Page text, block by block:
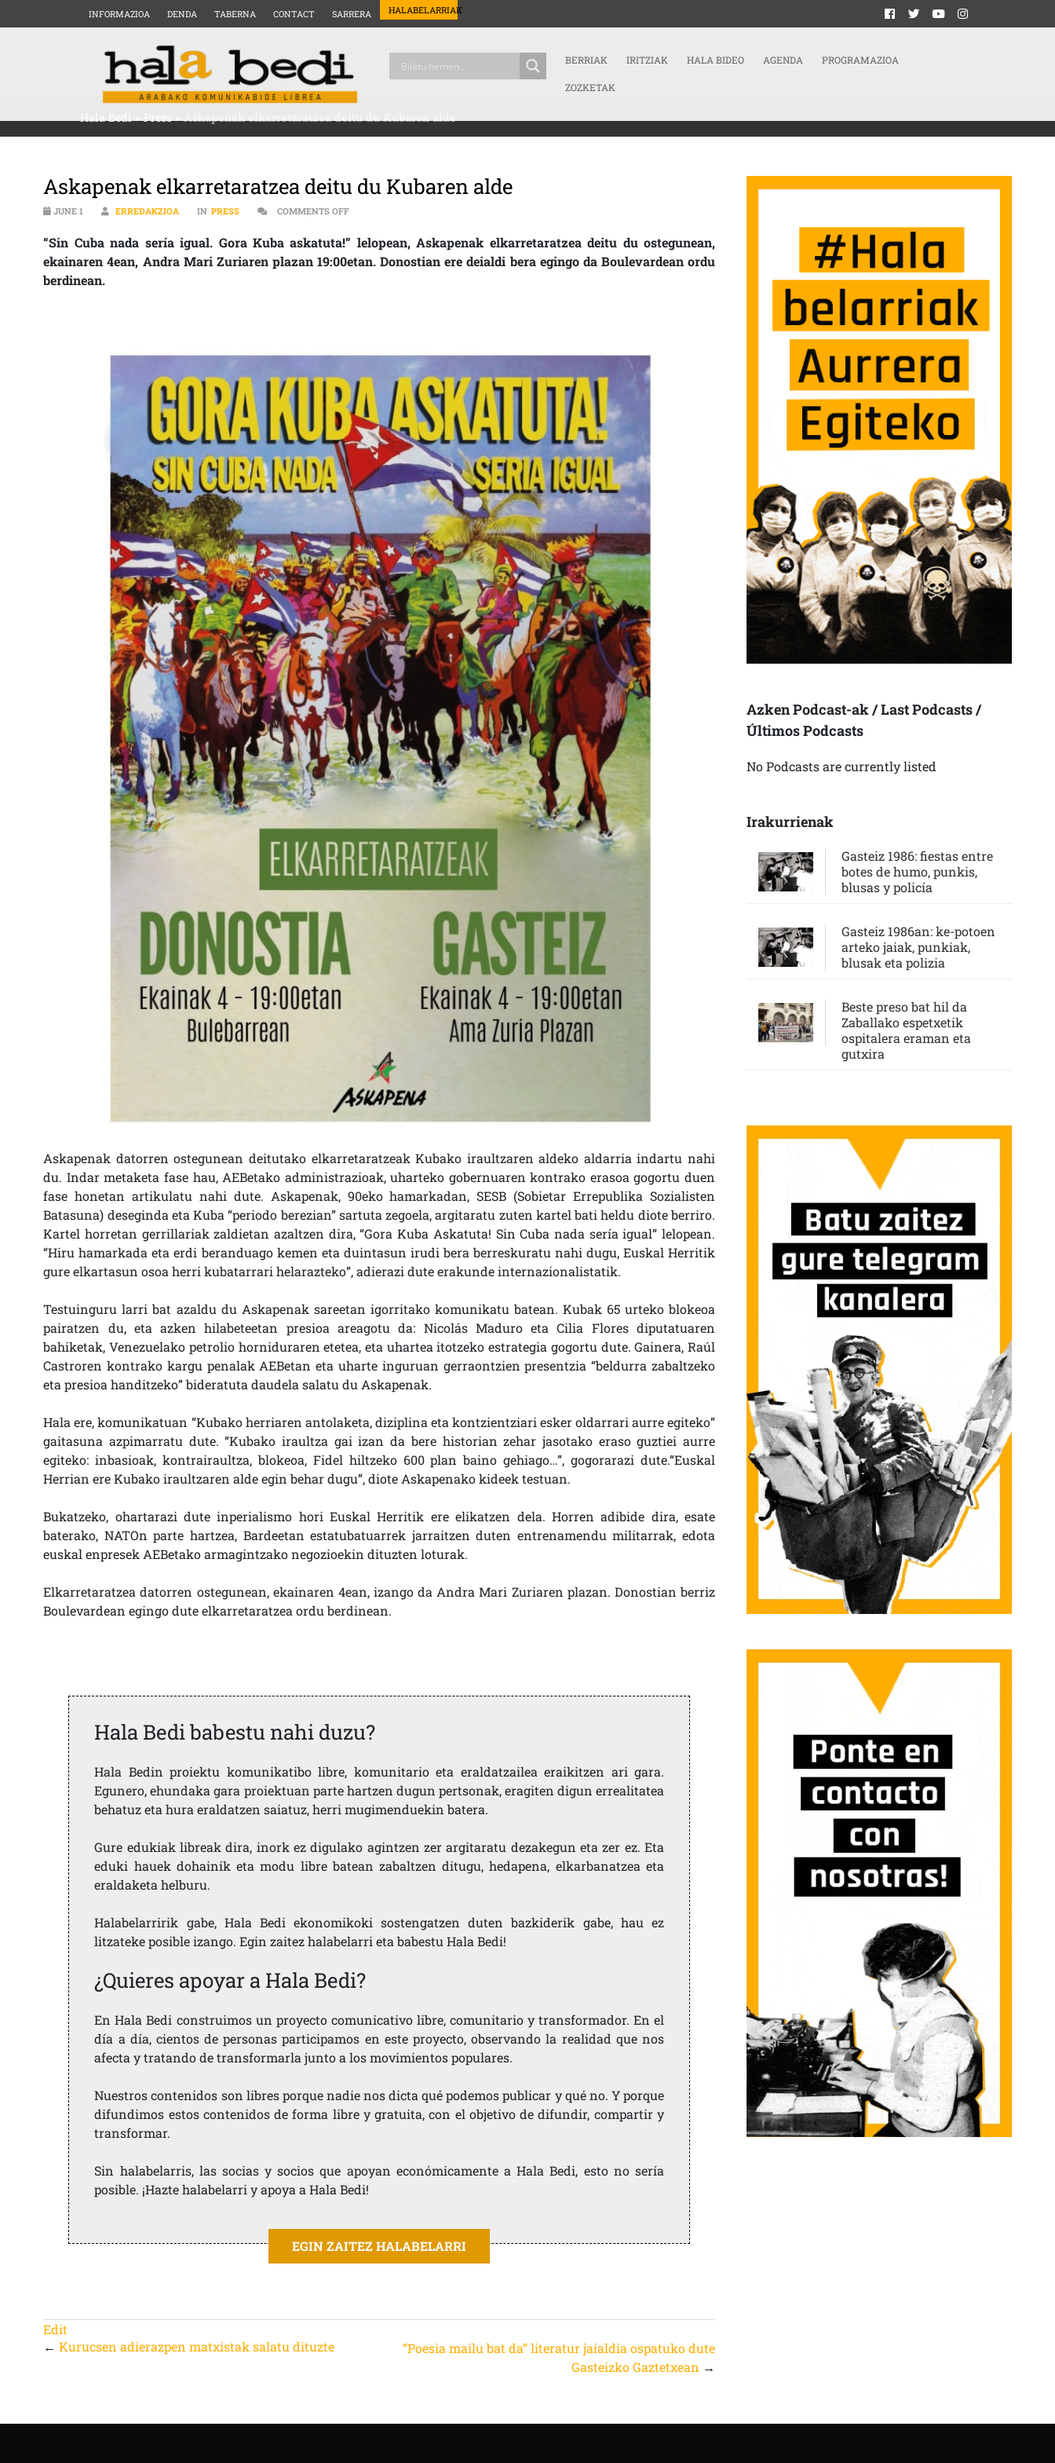
INFORMAZIOA DENDA TABERNA CONTACT SARRERA HALABELARRIAK
BERRIAK IRITZIAK HALA BIDEO AGENDA PROGRAMAZIOA
ZOZKETAK
Hala Bedi>Press>Askapenak elkarretaratzea deitu du Kubaren alde
Askapenak elkarretaratzea deitu du Kubaren alde
JUNE 1 ERREDAKZIOA IN PRESS COMMENTS OFFON ASKAPENAK ELKARRETARATZEA DEITU DU KUBAREN ALDE
“Sin Cuba nada sería igual. Gora Kuba askatuta!” lelopean, Askapenak elkarretaratzea deitu du ostegunean,
ekainaren 4ean, Andra Mari Zuriaren plazan 19:00etan. Donostian ere deialdi bera egingo da Boulevardean ordu
berdinean.
Askapenak datorren ostegunean deitutako elkarretaratzeak Kubako iraultzaren aldeko aldarria indartu nahi
du. Indar metaketa fase hau, AEBetako administrazioak, uharteko gobernuaren kontrako erasoa gogortu duen
fase honetan artikulatu nahi dute. Askapenak, 90eko hamarkadan, SESB (Sobietar Errepublika Sozialisten
Batasuna) deseginda eta Kuba “periodo berezian” sartuta zegoela, argitaratu zuten kartel bati heldu diote berriro.
Kartel horretan gerrillariak zaldietan azaltzen dira, “Gora Kuba Askatuta! Sin Cuba nada sería igual” lelopean.
“Hiru hamarkada eta erdi beranduago kemen eta duintasun irudi bera berreskuratu nahi dugu, Euskal Herritik
gure elkartasun osoa herri kubatarrari helarazteko”, adierazi dute erakunde internazionalistatik.
Testuinguru larri bat azaldu du Askapenak sareetan igorritako komunikatu batean. Kubak 65 urteko blokeoa
pairatzen du, eta azken hilabeteetan presioa areagotu da: Nicolás Maduro eta Cilia Flores diputatuaren
bahiketak, Venezuelako petrolio horniduraren etetea, eta uhartea itotzeko estrategia gogortu dute. Gainera, Raúl
Castroren kontrako kargu penalak AEBetan eta uharte inguruan gerraontzien presentzia “beldurra zabaltzeko
eta presioa handitzeko” bideratuta daudela salatu du Askapenak.
Hala ere, komunikatuan “Kubako herriaren antolaketa, diziplina eta kontzientziari esker oldarrari aurre egiteko”
gaitasuna azpimarratu dute. “Kubako iraultza gai izan da bere historian zehar jasotako eraso guztiei aurre
egiteko: inbasioak, kontrairaultza, blokeoa, Fidel hiltzeko 600 plan baino gehiago…”, gogorarazi dute.“Euskal
Herrian ere Kubako iraultzaren alde egin behar dugu”, diote Askapenako kideek testuan.
Bukatzeko, ohartarazi dute inperialismo hori Euskal Herritik ere elikatzen dela. Horren adibide dira, esate
baterako, NATOn parte hartzea, Bardeetan estatubatuarrek jarraitzen duten entrenamendu militarrak, edota
euskal enpresek AEBetako armagintzako negozioekin dituzten loturak.
Elkarretaratzea datorren ostegunean, ekainaren 4ean, izango da Andra Mari Zuriaren plazan. Donostian berriz
Boulevardean egingo dute elkarretaratzea ordu berdinean.
Hala Bedi babestu nahi duzu?
Hala Bedin proiektu komunikatibo libre, komunitario eta eraldatzailea eraikitzen ari gara.
Egunero, ehundaka gara proiektuan parte hartzen dugun pertsonak, eragiten digun errealitatea
behatuz eta hura eraldatzen saiatuz, herri mugimenduekin batera.
Gure edukiak libreak dira, inork ez digulako agintzen zer argitaratu dezakegun eta zer ez. Eta
eduki hauek dohainik eta modu libre batean zabaltzen ditugu, hedapena, elkarbanatzea eta
eraldaketa helburu.
Halabelarririk gabe, Hala Bedi ekonomikoki sostengatzen duten bazkiderik gabe, hau ez
litzateke posible izango. Egin zaitez halabelarri eta babestu Hala Bedi!
¿Quieres apoyar a Hala Bedi?
En Hala Bedi construimos un proyecto comunicativo libre, comunitario y transformador. En el
día a día, cientos de personas participamos en este proyecto, observando la realidad que nos
afecta y tratando de transformarla junto a los movimientos populares.
Nuestros contenidos son libres porque nadie nos dicta qué podemos publicar y qué no. Y porque
difundimos estos contenidos de forma libre y gratuita, con el objetivo de difundir, compartir y
transformar.
Sin halabelarris, las socias y socios que apoyan económicamente a Hala Bedi, esto no sería
posible. ¡Hazte halabelarri y apoya a Hala Bedi!
EGIN ZAITEZ HALABELARRI
Edit
←Kurucsen adierazpen matxistak salatu dituzte
“Poesia mailu bat da” literatur jaialdia ospatuko dute
Gasteizko Gaztetxean →
Azken Podcast-ak / Last Podcasts /
Últimos Podcasts
No Podcasts are currently listed
Irakurrienak
Gasteiz 1986: fiestas entre
botes de humo, punkis,
blusas y policía
Gasteiz 1986an: ke-potoen
arteko jaiak, punkiak,
blusak eta polizia
Beste preso bat hil da
Zaballako espetxetik
ospitalera eraman eta
gutxira